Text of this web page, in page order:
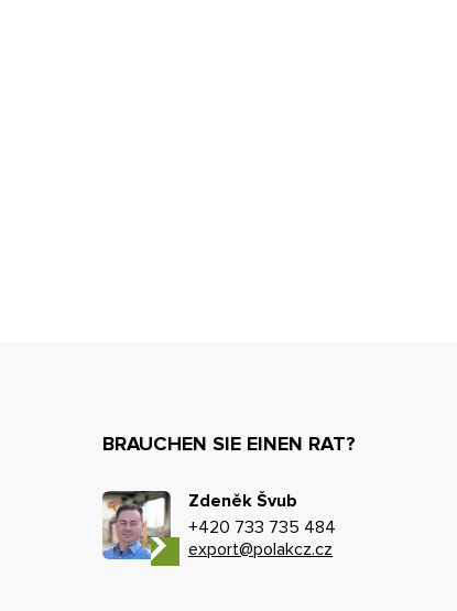
BRAUCHEN SIE EINEN RAT?
Zdeněk Švub
+420 733 735 484
export@polakcz.cz